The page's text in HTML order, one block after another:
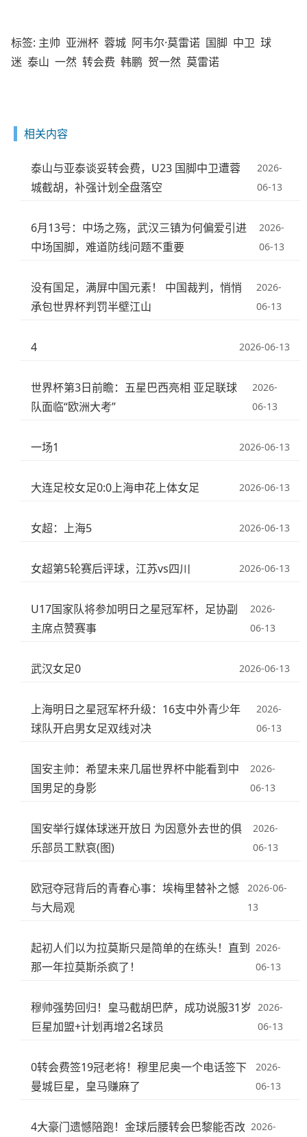
标签: 主帅 亚洲杯 蓉城 阿韦尔·莫雷诺 国脚 中卫 球
迷 泰山 一然 转会费 韩鹏 贺一然 莫雷诺
相关内容
泰山与亚泰谈妥转会费，U23 国脚中卫遭蓉
城截胡，补强计划全盘落空
2026-
06-13
6月13号：中场之殇，武汉三镇为何偏爱引进
中场国脚，难道防线问题不重要
2026-
06-13
没有国足，满屏中国元素！ 中国裁判，悄悄
承包世界杯判罚半壁江山
2026-
06-13
4 2026-06-13
世界杯第3日前瞻：五星巴西亮相 亚足联球
队面临“欧洲大考”
2026-
06-13
一场1 2026-06-13
大连足校女足0:0上海申花上体女足 2026-06-13
女超：上海5 2026-06-13
女超第5轮赛后评球，江苏vs四川 2026-06-13
U17国家队将参加明日之星冠军杯，足协副
主席点赞赛事
2026-
06-13
武汉女足0 2026-06-13
上海明日之星冠军杯升级：16支中外青少年
球队开启男女足双线对决
2026-
06-13
国安主帅：希望未来几届世界杯中能看到中
国男足的身影
2026-
06-13
国安举行媒体球迷开放日 为因意外去世的俱
乐部员工默哀(图)
2026-
06-13
欧冠夺冠背后的青春心事：埃梅里替补之憾
与大局观
2026-06-
13
起初人们以为拉莫斯只是简单的在练头！直到
那一年拉莫斯杀疯了！
2026-
06-13
穆帅强势回归！皇马截胡巴萨，成功说服31岁
巨星加盟+计划再增2名球员
2026-
06-13
0转会费签19冠老将！穆里尼奥一个电话签下
曼城巨星，皇马赚麻了
2026-
06-13
4大豪门遗憾陪跑！金球后腰转会巴黎能否改 2026-